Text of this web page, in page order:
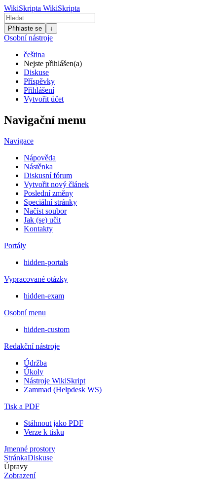
WikiSkripta WikiSkripta
Přihlaste se ↓
Osobní nástroje
čeština
Nejste přihlášen(a)
Diskuse
Příspěvky
Přihlášení
Vytvořit účet
Navigační menu
Navigace
Nápověda
Nástěnka
Diskusní fórum
Vytvořit nový článek
Poslední změny
Speciální stránky
Načíst soubor
Jak (se) učit
Kontakty
Portály
hidden-portals
Vypracované otázky
hidden-exam
Osobní menu
hidden-custom
Redakční nástroje
Údržba
Úkoly
Nástroje WikiSkript
Zammad (Helpdesk WS)
Tisk a PDF
Stáhnout jako PDF
Verze k tisku
Jmenné prostory
StránkaDiskuse
Úpravy
Zobrazení